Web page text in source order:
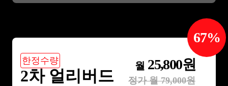
한정수량
2차 얼리버드
월 25,800원
정가 월79,000원
67%